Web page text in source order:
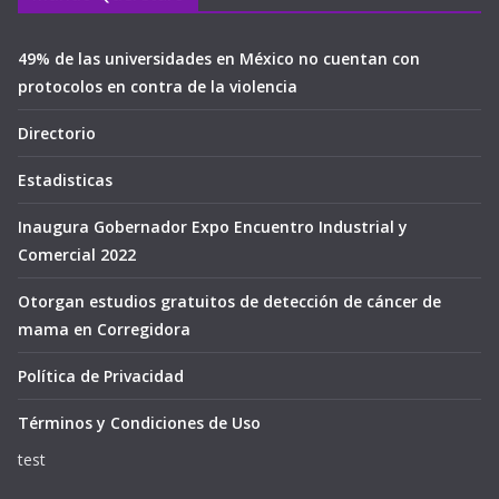
49% de las universidades en México no cuentan con
protocolos en contra de la violencia
Directorio
Estadisticas
Inaugura Gobernador Expo Encuentro Industrial y
Comercial 2022
Otorgan estudios gratuitos de detección de cáncer de
mama en Corregidora
Política de Privacidad
Términos y Condiciones de Uso
test